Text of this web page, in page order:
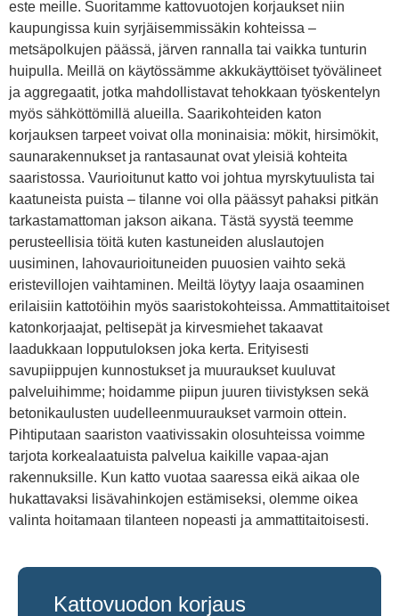
este meille. Suoritamme kattovuotojen korjaukset niin
kaupungissa kuin syrjäisemmissäkin kohteissa –
metsäpolkujen päässä, järven rannalla tai vaikka tunturin
huipulla. Meillä on käytössämme akkukäyttöiset työvälineet
ja aggregaatit, jotka mahdollistavat tehokkaan työskentelyn
myös sähköttömillä alueilla. Saarikohteiden katon
korjauksen tarpeet voivat olla moninaisia: mökit, hirsimökit,
saunarakennukset ja rantasaunat ovat yleisiä kohteita
saaristossa. Vaurioitunut katto voi johtua myrskytuulista tai
kaatuneista puista – tilanne voi olla päässyt pahaksi pitkän
tarkastamattoman jakson aikana. Tästä syystä teemme
perusteellisia töitä kuten kastuneiden aluslautojen
uusiminen, lahovaurioituneiden puuosien vaihto sekä
eristevillojen vaihtaminen. Meiltä löytyy laaja osaaminen
erilaisiin kattotöihin myös saaristokohteissa. Ammattitaitoiset
katonkorjaajat, peltisepät ja kirvesmiehet takaavat
laadukkaan lopputuloksen joka kerta. Erityisesti
savupiippujen kunnostukset ja muuraukset kuuluvat
palveluihimme; hoidamme piipun juuren tiivistyksen sekä
betonikaulusten uudelleenmuuraukset varmoin ottein.
Pihtiputaan saariston vaativissakin olosuhteissa voimme
tarjota korkealaatuista palvelua kaikille vapaa-ajan
rakennuksille. Kun katto vuotaa saaressa eikä aikaa ole
hukattavaksi lisävahinkojen estämiseksi, olemme oikea
valinta hoitamaan tilanteen nopeasti ja ammattitaitoisesti.
Kattovuodon korjaus